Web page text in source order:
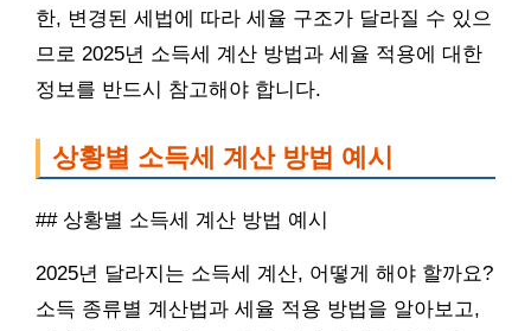
한, 변경된 세법에 따라 세율 구조가 달라질 수 있으
므로 2025년 소득세 계산 방법과 세율 적용에 대한
정보를 반드시 참고해야 합니다.
상황별 소득세 계산 방법 예시
## 상황별 소득세 계산 방법 예시
2025년 달라지는 소득세 계산, 어떻게 해야 할까요?
소득 종류별 계산법과 세율 적용 방법을 알아보고,